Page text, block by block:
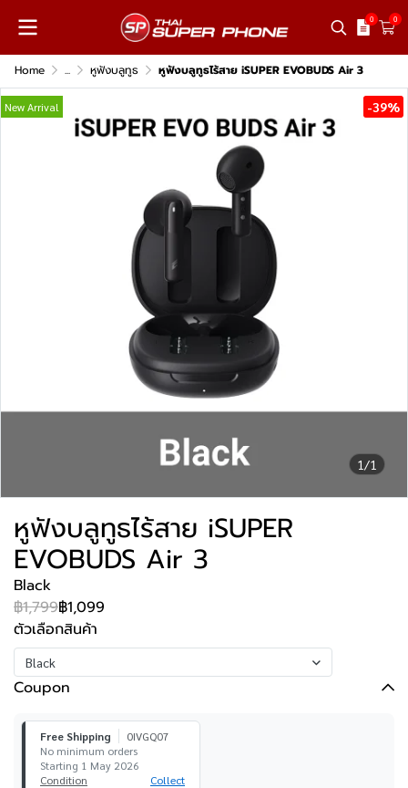
0 0
Home ... หูฟังบลูทูธ หูฟังบลูทูธไร้สาย iSUPER EVOBUDS Air 3
1/1
New Arrival -39%
หูฟังบลูทูธไร้สาย iSUPER
EVOBUDS Air 3
Black
฿1,799฿1,099
ตัวเลือกสินค้า
Black
Coupon
Free Shipping
0IVGQ07
No minimum orders
Starting 1 May 2026
Condition
Collect